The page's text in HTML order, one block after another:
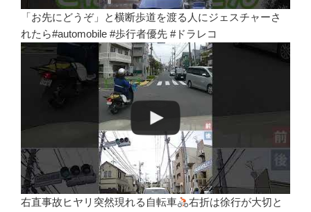
「お先にどうぞ」と横断歩道を渡る人にジェスチャーさ
れたら#automobile #歩行者優先 #ドラレコ
右直事故ヒヤリ突然現れる自転車
右折は徐行が大切と